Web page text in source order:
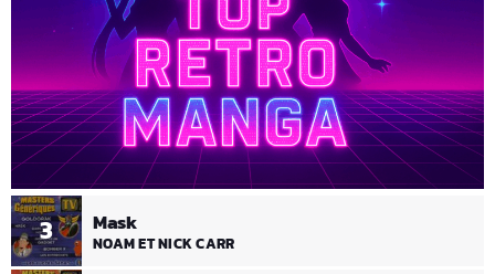
3 Mask
NOAM ET NICK CARR